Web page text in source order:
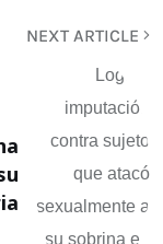
NEXT ARTICLE